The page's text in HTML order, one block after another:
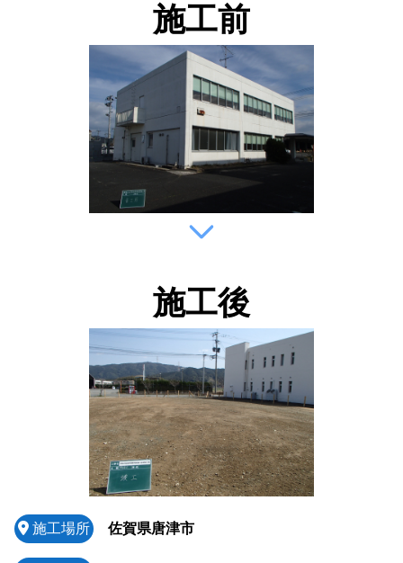
施工前
施工後
施工場所 佐賀県唐津市